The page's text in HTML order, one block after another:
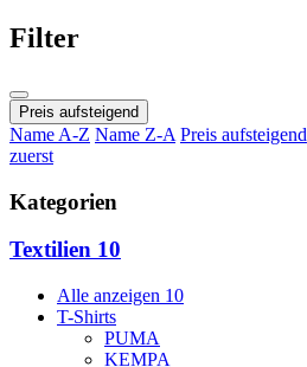
Filter
Preis aufsteigend
Name A-Z Name Z-A Preis aufsteigend
zuerst
Kategorien
Textilien 10
Alle anzeigen 10
T-Shirts
PUMA
KEMPA